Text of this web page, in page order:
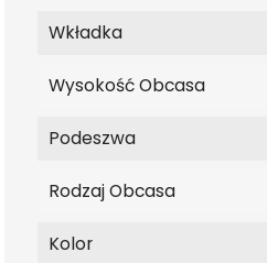
Wkładka
Wysokość Obcasa
Podeszwa
Rodzaj Obcasa
Kolor